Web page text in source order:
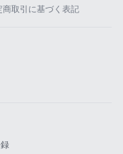
商取引に基づく表記